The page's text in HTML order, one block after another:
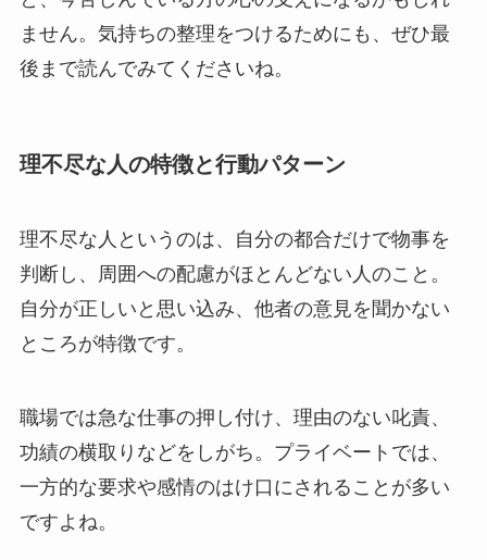
ません。気持ちの整理をつけるためにも、ぜひ最
後まで読んでみてくださいね。
理不尽な人の特徴と行動パターン
理不尽な人というのは、自分の都合だけで物事を
判断し、周囲への配慮がほとんどない人のこと。
自分が正しいと思い込み、他者の意見を聞かない
ところが特徴です。
職場では急な仕事の押し付け、理由のない叱責、
功績の横取りなどをしがち。プライベートでは、
一方的な要求や感情のはけ口にされることが多い
ですよね。